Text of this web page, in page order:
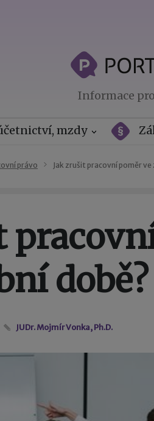
Informace
mzdy
právo Jak zrušit pracovní poměr ve
době?
JUDr. Mojmír Vonka, Ph.D.